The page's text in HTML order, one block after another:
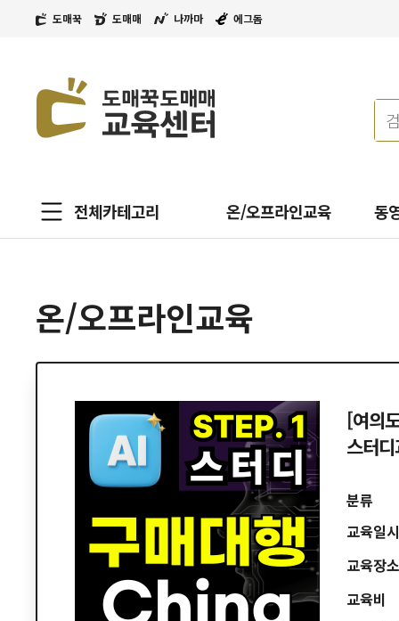
도매꾹 도매매 나까마 에그돔
전체카테고리 온/오프라인교육 동
온/오프라인교육
[여의
스터
분류
교육일시
교육장소
교육비